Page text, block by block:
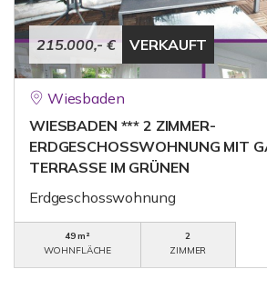
215.000,- € VERKAUFT
Wiesbaden
WIESBADEN *** 2 ZIMMER-
ERDGESCHOSSWOHNUNG MIT
TERRASSE IM GRÜNEN
Erdgeschosswohnung
49 m²
WOHNFLÄCHE
2
ZIMMER